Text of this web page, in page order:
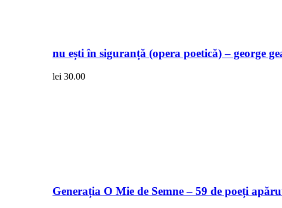
nu ești în siguranță (opera poetică) – george
lei 30.00
Generația O Mie de Semne – 59 de poeți